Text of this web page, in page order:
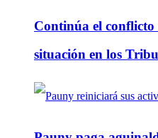
Continúa el conflicto
situación en los